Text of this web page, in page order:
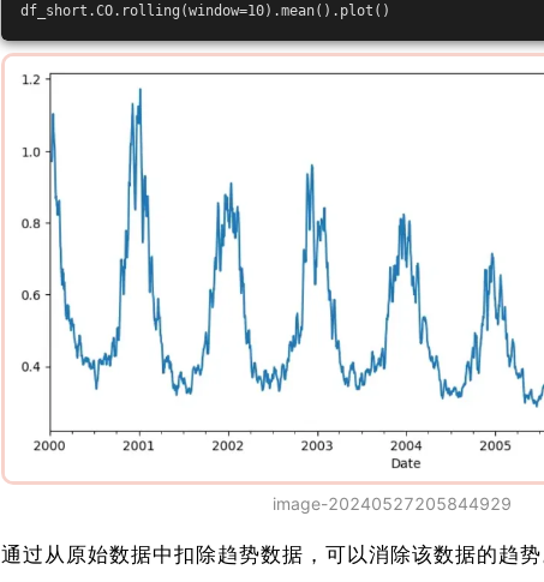
df_short.CO.rolling(window=10).mean().plot()
image-20240527205844929
通过从原始数据中扣除趋势数据，可以消除该数据的趋势